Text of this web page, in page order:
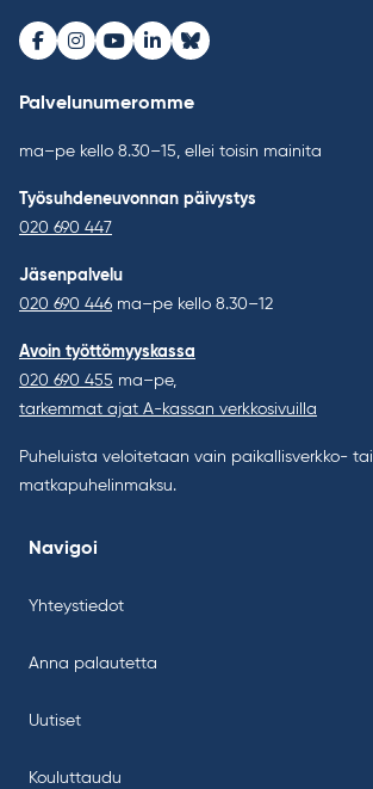
Facebook
Instagram
Youtube
LinkedInBluesky
Palvelunumeromme
ma–pe kello 8.30–15, ellei toisin mainita
Työsuhdeneuvonnan päivystys
020 690 447
Jäsenpalvelu
020 690 446 ma–pe kello 8.30–12
Avoin työttömyyskassa
020 690 455 ma–pe,
tarkemmat ajat A-kassan verkkosivuilla
Puheluista veloitetaan vain paikallisverkko- tai
matkapuhelinmaksu.
Navigoi
Yhteystiedot
Anna palautetta
Uutiset
Kouluttaudu